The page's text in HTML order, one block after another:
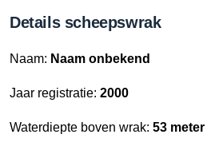
Details scheepswrak
Naam: Naam onbekend
Jaar registratie: 2000
Waterdiepte boven wrak: 53 meter